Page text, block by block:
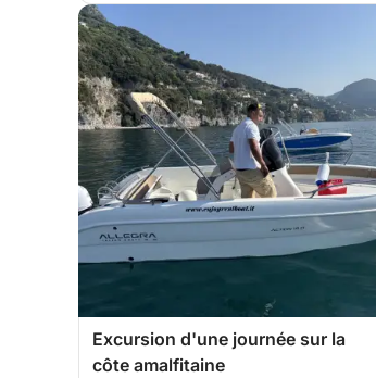
Excursion d'une journée sur la
côte amalfitaine